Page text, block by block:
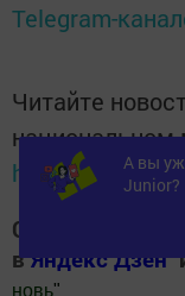
Telegram-
Читайте
https://max.ru/
Следите за
вЯндекс Дзен
новь"
А вы
Junior?